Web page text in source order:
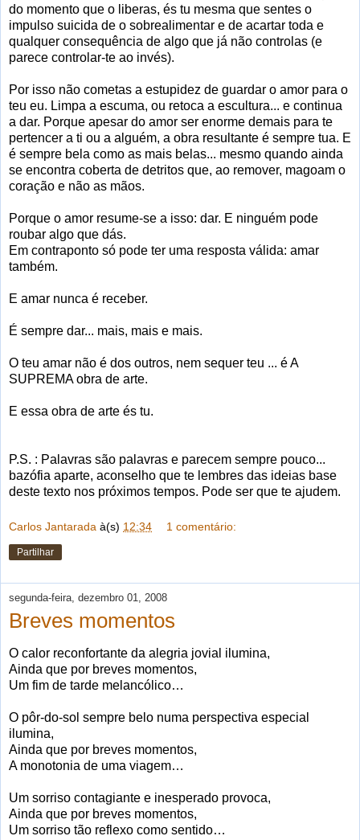
do momento que o liberas, és tu mesma que sentes o
impulso suicida de o sobrealimentar e de acartar toda e
qualquer consequência de algo que já não controlas (e
parece controlar-te ao invés).
Por isso não cometas a estupidez de guardar o amor para o
teu eu. Limpa a escuma, ou retoca a escultura... e continua
a dar. Porque apesar do amor ser enorme demais para te
pertencer a ti ou a alguém, a obra resultante é sempre tua. E
é sempre bela como as mais belas... mesmo quando ainda
se encontra coberta de detritos que, ao remover, magoam o
coração e não as mãos.
Porque o amor resume-se a isso: dar. E ninguém pode
roubar algo que dás.
Em contraponto só pode ter uma resposta válida: amar
também.
E amar nunca é receber.
É sempre dar... mais, mais e mais.
O teu amar não é dos outros, nem sequer teu ... é A
SUPREMA obra de arte.
E essa obra de arte és tu.
P.S. : Palavras são palavras e parecem sempre pouco...
bazófia aparte, aconselho que te lembres das ideias base
deste texto nos próximos tempos. Pode ser que te ajudem.
Carlos Jantarada à(s) 12:34 1 comentário:
Partilhar
segunda-feira, dezembro 01, 2008
Breves momentos
O calor reconfortante da alegria jovial ilumina,
Ainda que por breves momentos,
Um fim de tarde melancólico…
O pôr-do-sol sempre belo numa perspectiva especial
ilumina,
Ainda que por breves momentos,
A monotonia de uma viagem…
Um sorriso contagiante e inesperado provoca,
Ainda que por breves momentos,
Um sorriso tão reflexo como sentido…